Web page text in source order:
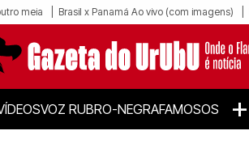
meia Brasil x Panamá Ao vivo (com imagens)
VOZ RUBRO-NEGRAFAMOSOS +